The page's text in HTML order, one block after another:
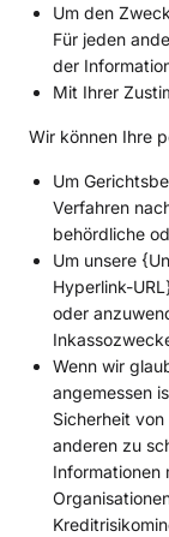
Um den
Für jeden
der
Mit Ihrer
Wir können Ihre
Um
Verfahren
behördliche
Um unsere
Hyperlink-
oder
Wenn wir
angemessen
Sicherheit
anderen zu
Informationen